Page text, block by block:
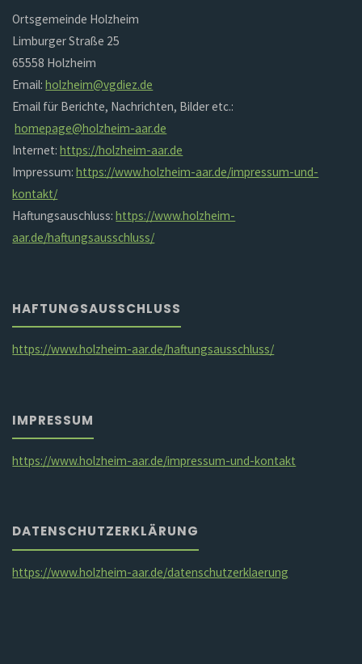
Ortsgemeinde Holzheim
Limburger Straße 25
65558 Holzheim
Email:holzheim@vgdiez.de
Email für Berichte, Nachrichten, Bilder etc.:
homepage@holzheim-aar.de
Internet:https://holzheim-aar.de
Impressum:https://www.holzheim-aar.de/impressum-und-
kontakt/
Haftungsauschluss:https://www.holzheim-
aar.de/haftungsausschluss/
HAFTUNGSAUSSCHLUSS
https://www.holzheim-aar.de/haftungsausschluss/
IMPRESSUM
https://www.holzheim-aar.de/impressum-und-kontakt
DATENSCHUTZERKLÄRUNG
https://www.holzheim-aar.de/datenschutzerklaerung